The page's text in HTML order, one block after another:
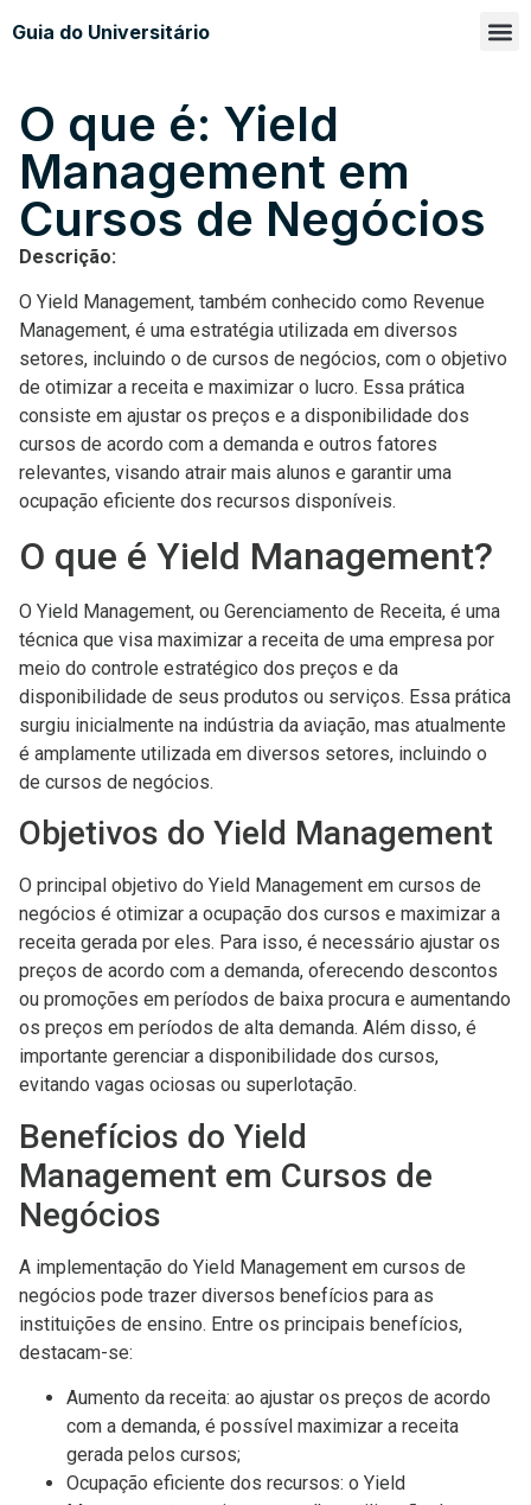
Guia do Universitário
O que é: Yield
Management em
Cursos de Negócios
Descrição:
O Yield Management, também conhecido como Revenue
Management, é uma estratégia utilizada em diversos
setores, incluindo o de cursos de negócios, com o objetivo
de otimizar a receita e maximizar o lucro. Essa prática
consiste em ajustar os preços e a disponibilidade dos
cursos de acordo com a demanda e outros fatores
relevantes, visando atrair mais alunos e garantir uma
ocupação eficiente dos recursos disponíveis.
O que é Yield Management?
O Yield Management, ou Gerenciamento de Receita, é uma
técnica que visa maximizar a receita de uma empresa por
meio do controle estratégico dos preços e da
disponibilidade de seus produtos ou serviços. Essa prática
surgiu inicialmente na indústria da aviação, mas atualmente
é amplamente utilizada em diversos setores, incluindo o
de cursos de negócios.
Objetivos do Yield Management
O principal objetivo do Yield Management em cursos de
negócios é otimizar a ocupação dos cursos e maximizar a
receita gerada por eles. Para isso, é necessário ajustar os
preços de acordo com a demanda, oferecendo descontos
ou promoções em períodos de baixa procura e aumentando
os preços em períodos de alta demanda. Além disso, é
importante gerenciar a disponibilidade dos cursos,
evitando vagas ociosas ou superlotação.
Benefícios do Yield
Management em Cursos de
Negócios
A implementação do Yield Management em cursos de
negócios pode trazer diversos benefícios para as
instituições de ensino. Entre os principais benefícios,
destacam-se:
Aumento da receita: ao ajustar os preços de acordo
com a demanda, é possível maximizar a receita
gerada pelos cursos;
Ocupação eficiente dos recursos: o Yield